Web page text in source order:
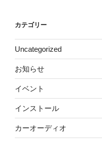
カテゴリー
Uncategorized
お知らせ
イベント
インストール
カーオーディオ